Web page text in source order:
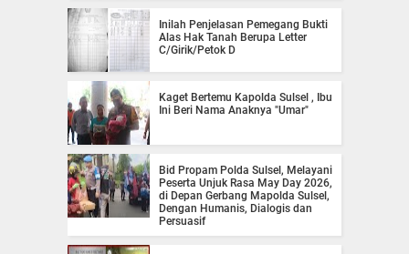
Inilah Penjelasan Pemegang Bukti
Alas Hak Tanah Berupa Letter
C/Girik/Petok D
Kaget Bertemu Kapolda Sulsel , Ibu
Ini Beri Nama Anaknya "Umar"
Bid Propam Polda Sulsel, Melayani
Peserta Unjuk Rasa May Day 2026,
di Depan Gerbang Mapolda Sulsel,
Dengan Humanis, Dialogis dan
Persuasif